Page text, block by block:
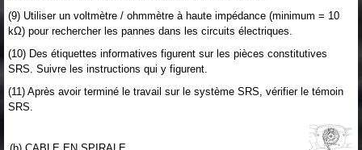
(9) Utiliser un voltmètre / ohmmètre à haute impédance (minimum = 10
kΩ) pour rechercher les pannes dans les circuits électriques.
(10) Des étiquettes informatives figurent sur les pièces constitutives
SRS. Suivre les instructions qui y figurent.
(11) Après avoir terminé le travail sur le système SRS, vérifier le témoin
SRS.